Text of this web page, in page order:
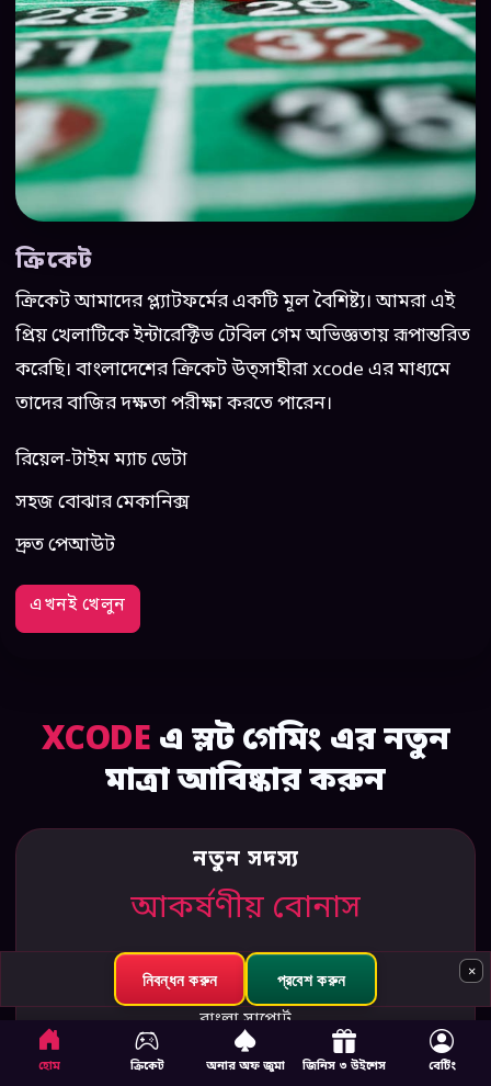
ক্রিকেট
ক্রিকেট আমাদের প্ল্যাটফর্মের একটি মূল বৈশিষ্ট্য। আমরা এই
প্রিয় খেলাটিকে ইন্টারেক্টিভ টেবিল গেম অভিজ্ঞতায় রূপান্তরিত
করেছি। বাংলাদেশের ক্রিকেট উত্সাহীরা xcode এর মাধ্যমে
তাদের বাজির দক্ষতা পরীক্ষা করতে পারেন।
রিয়েল-টাইম ম্যাচ ডেটা
সহজ বোঝার মেকানিক্স
দ্রুত পেআউট
এখনই খেলুন
XCODE এ স্লট গেমিং এর নতুন
মাত্রা আবিষ্কার করুন
নতুন সদস্য
আকর্ষণীয় বোনাস
স্বাগত প্যাকেজ
মোবাইল অ্যাক্সেস
বাংলা সাপোর্ট
হোম ক্রিকেট অনার অফ জুমা জিনিস ৩ উইশেস বেটিং
×
নিবন্ধন করুন প্রবেশ করুন